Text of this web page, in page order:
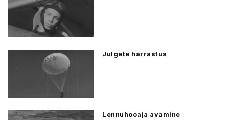
Julgete harrastus
Lennuhooaja avamine